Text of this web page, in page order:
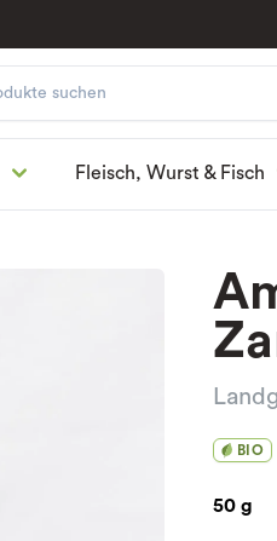
Fleisch, Wurst & Fisch
BIO
50 g